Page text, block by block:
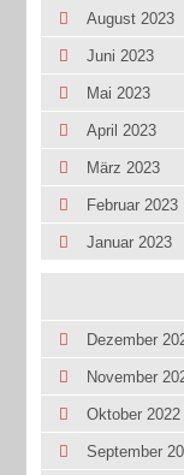
August 2023
Juni 2023
Mai 2023
April 2023
März 2023
Februar 2023
Januar 2023
Dezember
November
Oktober 2022
September